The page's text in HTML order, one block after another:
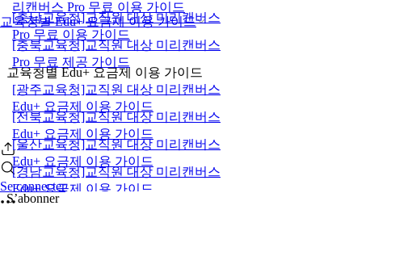
교육청별 Edu+ 요금제 이용 가이드
Se connecter
리캔버스 Pro 무료 이용 가이드
[충남교육청]교직원 대상 미리캔버스
Pro 무료 이용 가이드
[충북교육청]교직원 대상 미리캔버스
Pro 무료 제공 가이드
교육청별 Edu+ 요금제 이용 가이드
[광주교육청]교직원 대상 미리캔버스
Edu+ 요금제 이용 가이드
[전북교육청]교직원 대상 미리캔버스
Edu+ 요금제 이용 가이드
[울산교육청]교직원 대상 미리캔버스
Edu+ 요금제 이용 가이드
[경남교육청]교직원 대상 미리캔버스
Edu+ 요금제 이용 가이드
S’abonner